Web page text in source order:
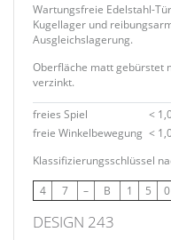
Wartungsfreie Edelstahl-
Kugellager und
Ausgleichslagerung.
Oberfläche matt gebürstet
verzinkt.
freies Spiel
<
freie Winkelbewegung <
Klassifizierungsschlüssel
4 7 – B 1 5 0
DESIGN 243